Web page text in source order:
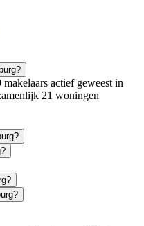
actief geweest in
21 woningen